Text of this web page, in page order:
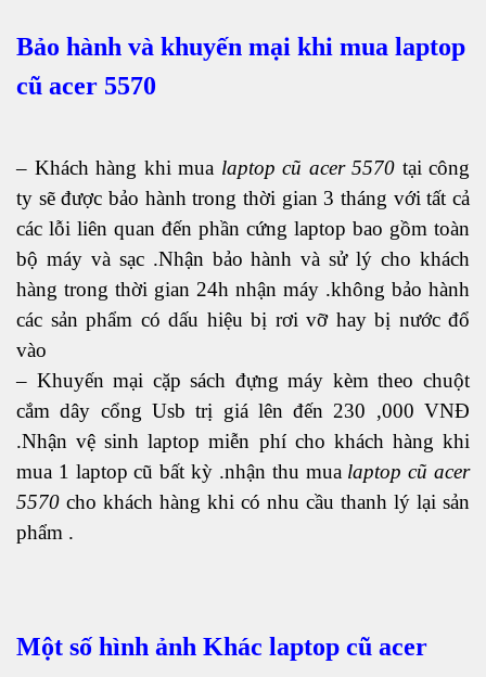
Bảo hành và khuyến mại khi mua laptop
cũ acer 5570
– Khách hàng khi mua laptop cũ acer 5570 tại công
ty sẽ được bảo hành trong thời gian 3 tháng với tất cả
các lỗi liên quan đến phần cứng laptop bao gồm toàn
bộ máy và sạc .Nhận bảo hành và sử lý cho khách
hàng trong thời gian 24h nhận máy .không bảo hành
các sản phẩm có dấu hiệu bị rơi vỡ hay bị nước đổ
vào
– Khuyến mại cặp sách đựng máy kèm theo chuột
cắm dây cổng Usb trị giá lên đến 230 ,000 VNĐ
.Nhận vệ sinh laptop miễn phí cho khách hàng khi
mua 1 laptop cũ bất kỳ .nhận thu mua laptop cũ acer
5570 cho khách hàng khi có nhu cầu thanh lý lại sản
phẩm .
Một số hình ảnh Khác laptop cũ acer